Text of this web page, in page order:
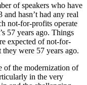
of speakers who have
hasn’t had any real
not-for-profits operate
57 years ago. Things
expected of not-for-
were 57 years ago.
of the modernization of
in the very